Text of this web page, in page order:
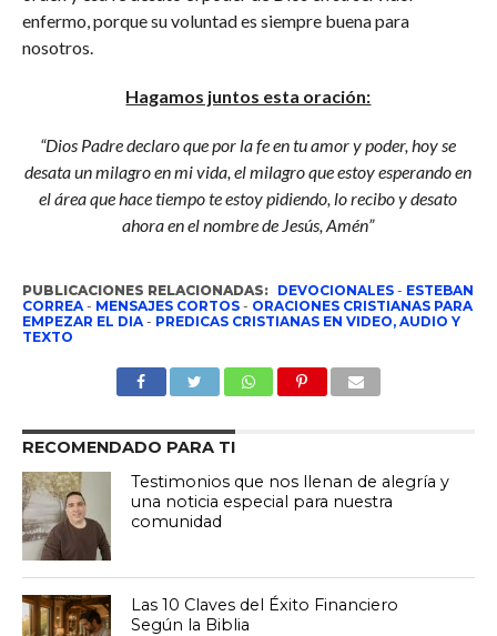
enfermo, porque su voluntad es siempre buena para
nosotros.
Hagamos juntos esta oración:
“Dios Padre declaro que por la fe en tu amor y poder, hoy se
desata un milagro en mi vida, el milagro que estoy esperando en
el área que hace tiempo te estoy pidiendo, lo recibo y desato
ahora en el nombre de Jesús, Amén”
PUBLICACIONES RELACIONADAS: DEVOCIONALES- ESTEBAN
CORREA- MENSAJES CORTOS- ORACIONES CRISTIANAS PARA
EMPEZAR EL DIA- PREDICAS CRISTIANAS EN VIDEO, AUDIO Y
TEXTO
RECOMENDADO PARA TI
Testimonios que nos llenan de alegría y
una noticia especial para nuestra
comunidad
Las 10 Claves del Éxito Financiero
Según la Biblia